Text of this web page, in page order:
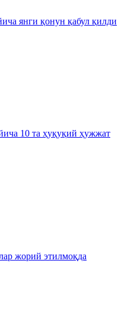
янги қонун қабул қилди
10 та ҳуқуқий ҳужжат
жорий этилмоқда